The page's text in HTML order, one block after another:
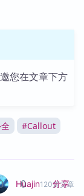
您在文章下方
#Callout
Huajin120篇文章
0 分享